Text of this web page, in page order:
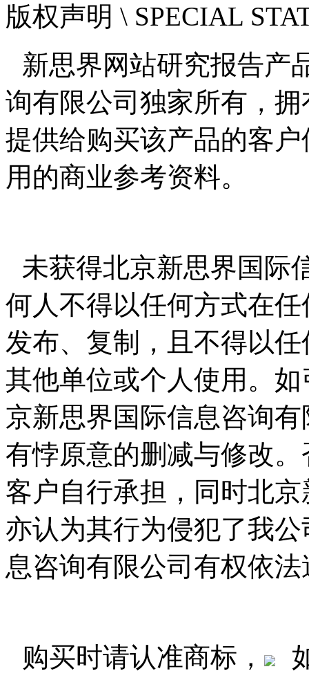
版权声明 \ SPECIAL
新思界网站研究报告产
询有限公司独家所有，
提供给购买该产品的客
用的商业参考资料。
未获得北京新思界国际
何人不得以任何方式在
发布、复制，且不得以
其他单位或个人使用。
京新思界国际信息咨询
有悖原意的删减与修改
客户自行承担，同时北
亦认为其行为侵犯了我
息咨询有限公司有权依
购买时请认准商标，